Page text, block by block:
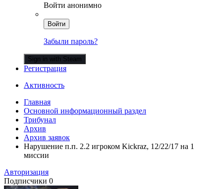
Войти анонимно
Войти
Забыли пароль?
Sign in with Steam
Регистрация
Активность
Главная
Основной информационный раздел
Трибунал
Архив
Архив заявок
Нарушение п.п. 2.2 игроком Kickraz, 12/22/17 на 1
миссии
Авторизация
Подписчики 0